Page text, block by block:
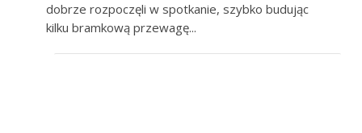
dobrze rozpoczęli w spotkanie, szybko budując
kilku bramkową przewagę...